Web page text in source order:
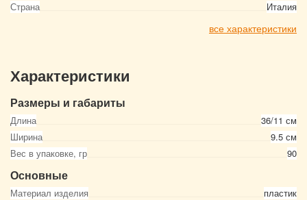
Страна
Италия
все характеристики
Характеристики
Размеры и габариты
Длина
36/11 см
Ширина
9.5 см
Вес в упаковке, гр
90
Основные
Материал изделия пластик